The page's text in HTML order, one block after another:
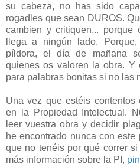
su cabeza, no has sido
rogadles que sean DUROS.
cambien y critiquen... porque
llega a ningún lado.
píldora, el día de mañana
quienes os valoren la obra.
para palabras bonitas si no las
Una vez que estéis contentos
en la Propiedad Intelectual.
leer vuestra obra y decidir
he encontrado nunca con
que no tenéis por qué correr
más información sobre la PI,